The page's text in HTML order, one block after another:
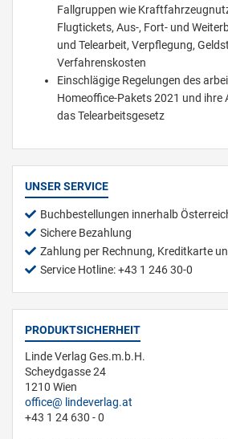
Fallgruppen wie
Flugtickets, Aus-, Fort- und
und Telearbeit, Verpflegung,
Verfahrenskosten
Einschlägige Regelungen des
Homeoffice-Pakets 2021 und ihre
das Telearbeitsgesetz
UNSER SERVICE
Buchbestellungen innerhalb
Sichere Bezahlung
Zahlung per Rechnung, Kreditkarte
Service Hotline: +43 1 246 30-0
PRODUKTSICHERHEIT
Linde Verlag Ges.m.b.H.
Scheydgasse 24
1210 Wien
office
lindeverlag.at
+43 1 24 630 - 0